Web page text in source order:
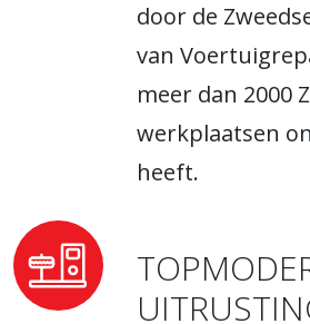
door de
van
meer dan 2000
werkplaatsen
heeft.